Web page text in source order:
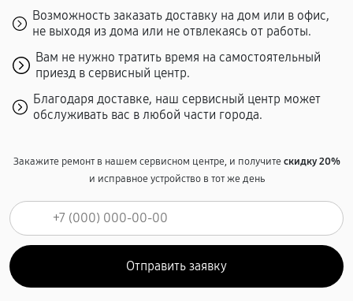
Возможность заказать доставку на дом или в офис,
не выходя из дома или не отвлекаясь от работы.
Вам не нужно тратить время на самостоятельный
приезд в сервисный центр.
Благодаря доставке, наш сервисный центр может
обслуживать вас в любой части города.
Закажите ремонт в нашем сервисном центре, и получитескидку 20%
и исправное устройство в тот же день